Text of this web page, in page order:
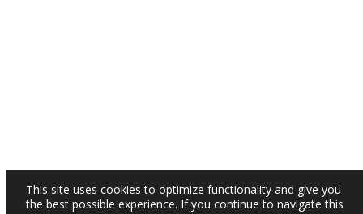
This site uses cookies to optimize functionality and give you
the best possible experience. If you continue to navigate this